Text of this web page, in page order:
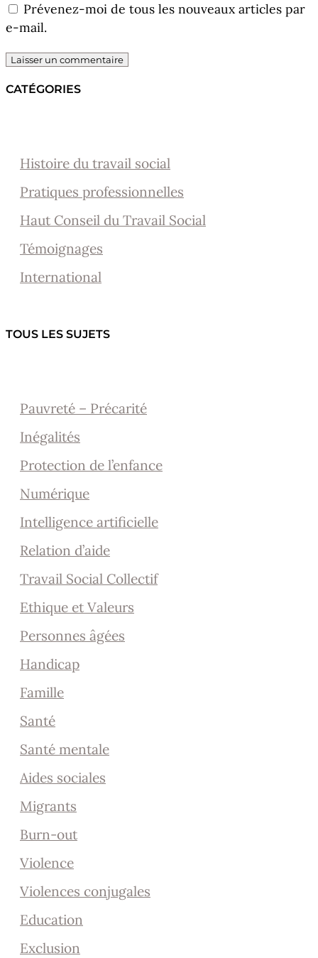
Prévenez-moi de tous les nouveaux articles par
e-mail.
CATÉGORIES
Histoire du travail social
Pratiques professionnelles
Haut Conseil du Travail Social
Témoignages
International
TOUS LES SUJETS
Pauvreté – Précarité
Inégalités
Protection de l’enfance
Numérique
Intelligence artificielle
Relation d’aide
Travail Social Collectif
Ethique et Valeurs
Personnes âgées
Handicap
Famille
Santé
Santé mentale
Aides sociales
Migrants
Burn-out
Violence
Violences conjugales
Education
Exclusion